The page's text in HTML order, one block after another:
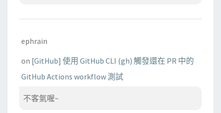
ephrain
on [GitHub] 使用 GitHub CLI (gh) 觸發還在 PR 中的
GitHub Actions workflow 測試
不客氣喔~